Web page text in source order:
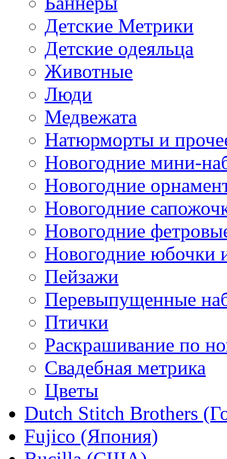
Детские Метрики
Детские одеяльца
Животные
Люди
Медвежата
Натюрморты и
Новогодние мини-
Новогодние
Новогодние
Новогодние
Новогодние юбочки
Пейзажи
Перевыпущенные
Птички
Раскрашивание по
Свадебная метрика
Цветы
Dutch Stitch Brothers
Fujico (Япония)